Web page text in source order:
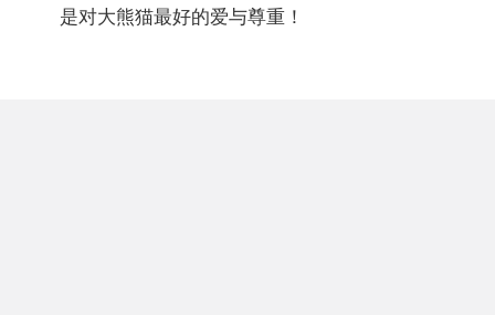
是对大熊猫最好的爱与尊重！